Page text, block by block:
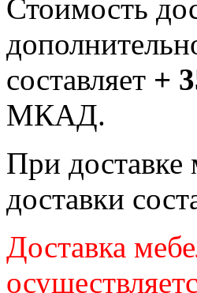
Стоимость
составляет +
МКАД.
При
доставки
Доставка